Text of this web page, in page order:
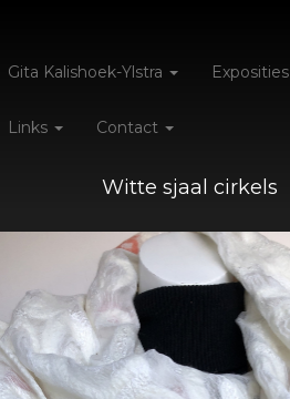
Gita Kalishoek-Ylstra Exposities
Links Contact
Witte sjaal cirkels